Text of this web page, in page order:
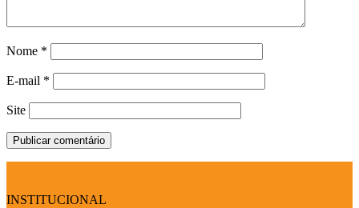
Nome *
E-mail *
Site
INSTITUCIONAL